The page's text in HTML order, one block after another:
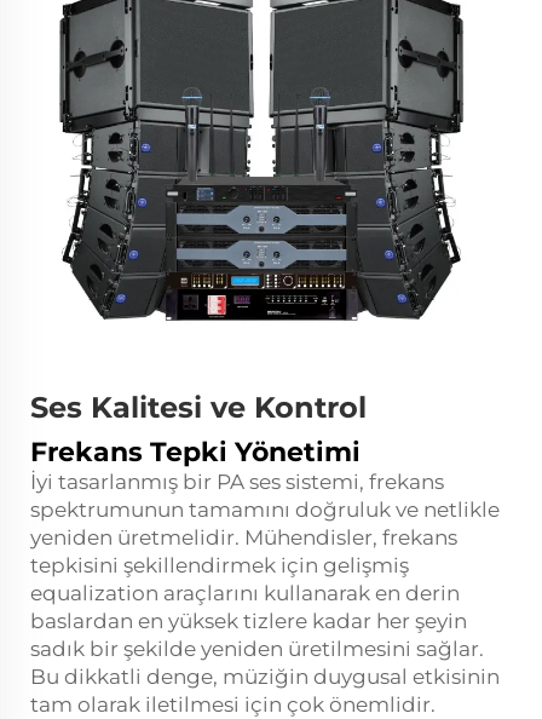
Ses Kalitesi ve Kontrol
Frekans Tepki Yönetimi
İyi tasarlanmış bir PA ses sistemi, frekans
spektrumunun tamamını doğruluk ve netlikle
yeniden üretmelidir. Mühendisler, frekans
tepkisini şekillendirmek için gelişmiş
equalization araçlarını kullanarak en derin
baslardan en yüksek tizlere kadar her şeyin
sadık bir şekilde yeniden üretilmesini sağlar.
Bu dikkatli denge, müziğin duygusal etkisinin
tam olarak iletilmesi için çok önemlidir.